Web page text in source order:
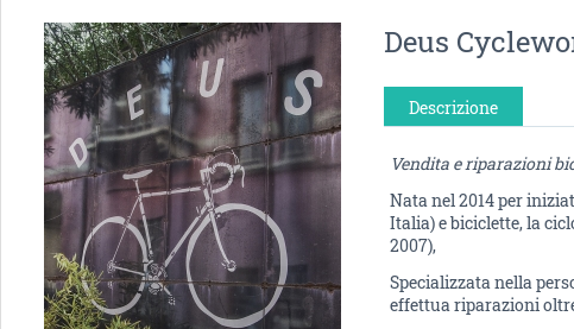
Deus
Descrizione
Vendita e riparazioni
Nata nel 2014 per
Italia) e biciclette, la
2007),
Specializzata nella
effettua riparazioni